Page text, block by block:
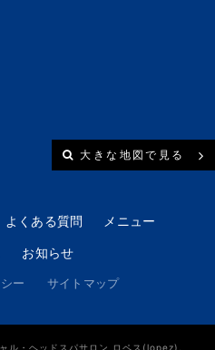
大きな地図で見る
よくある質問 メニュー
お知らせ
ー サイトマップ
・ヘッドスパサロン ロペス(lopez).